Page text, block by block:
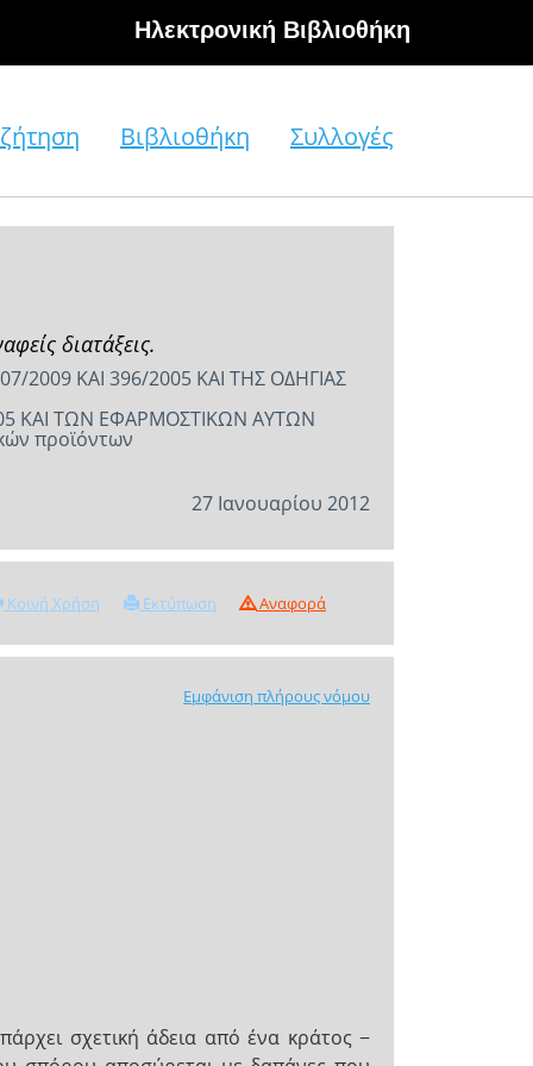
Hλεκτρονική Βιβλιοθήκη
Βιβλιοθήκη Συλλογές
διατάξεις.
ΚΑΙ 396/2005 ΚΑΙ ΤΗΣ ΟΔΗΓΙΑΣ
ΚΑΙ ΤΩΝ ΕΦΑΡΜΟΣΤΙΚΩΝ ΑΥΤΩΝ
προϊόντων
27 Ιανουαρίου 2012
Κοινή Χρήση Εκτύπωση Αναφορά
Εμφάνιση πλήρους νόμου
σχετική άδεια από ένα κράτος −